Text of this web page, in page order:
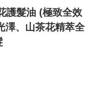
護髮油 (極致全效
澤、山茶花精萃全